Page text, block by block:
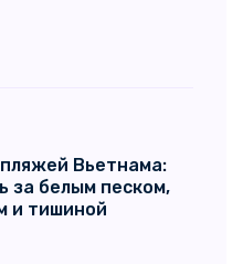
Вьетнама:
за белым песком,
и тишиной